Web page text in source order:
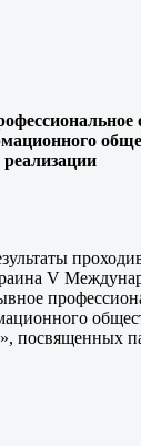
V
посвященных